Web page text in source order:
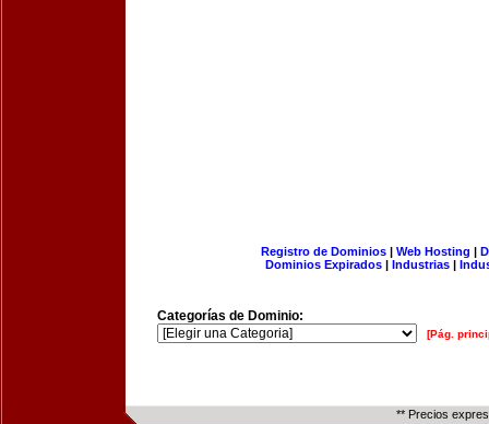
Registro de Dominios| Web Hosting |
Dominios Expirados | Industrias |
Categorías de Dominio:
[Pág.
** Precios